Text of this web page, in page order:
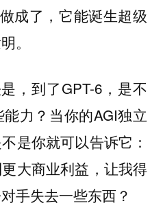
成了，它能诞生超级
。
，到了GPT-6，是不
力？当你的AGI独立
是你就可以告诉它：
大商业利益，让我得
手失去一些东西？